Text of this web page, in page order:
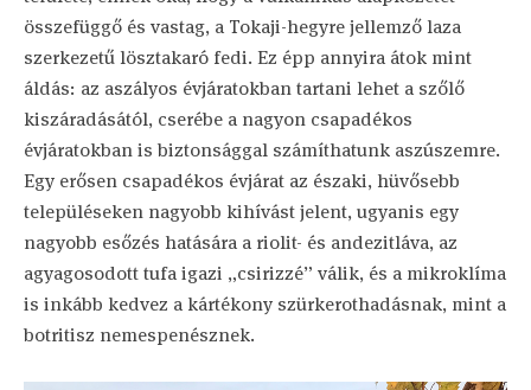
összefüggő és vastag, a Tokaji-hegyre jellemző laza
szerkezetű lösztakaró fedi. Ez épp annyira átok mint
áldás: az aszályos évjáratokban tartani lehet a szőlő
kiszáradásától, cserébe a nagyon csapadékos
évjáratokban is biztonsággal számíthatunk aszúszemre.
Egy erősen csapadékos évjárat az északi, hüvősebb
településeken nagyobb kihívást jelent, ugyanis egy
nagyobb esőzés hatására a riolit- és andezitláva, az
agyagosodott tufa igazi „csirizzé” válik, és a mikroklíma
is inkább kedvez a kártékony szürkerothadásnak, mint a
botritisz nemespenésznek.